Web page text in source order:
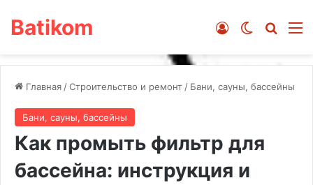
Batikom Switch skin
Войти
Главная /Строительство и ремонт / Бани, сауны, бассейны
Бани, сауны, бассейны
Как промыть фильтр для
бассейна: инструкция и